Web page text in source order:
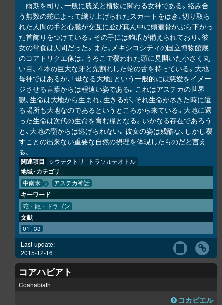
雨期を司り、一般に農業と植物に関わる女神である。絡み合
う無数の蛇によって織り上げられたスカートをはき、切り取ら
れた人間の手と心臓が交互に並び真ん中に頭蓋骨がぶら下がっ
た首飾りをつけている。その手には鉤爪が備えられており、彼
女の常食は人間だった。また、メキシコシティの国立博物館蔵
のコアトリクエ像は、うろこで覆われた頭に見開いた小さく丸
い目、４本の巨大な牙と先割れした蛇の舌を持っている。大地
母神ではあるが、「母なる大地」という一般的には慈愛をイメー
ジさせる言葉からは程遠い姿である。これはアステカの世界
観、生命は大地から生まれ、生きるが、それ生命が尽きた時に還
る場所も大地なのであるというところから来ている。大地に還
った生命は次代の生命を育む糧となる。いかなる存在であろう
と、大地の顎からは逃げられない。彼女の姿は残酷な、しかし覆
すことの出来ない重要な自然の摂理を体現したものだと言え
る。
関連項目 シウテクトリ トラソルテオトル
地域・カテゴリ
中南米 アステカ神話
キーワード
蛇・龍・ドラゴン
文献
01 33
Last-update:
2015-12-16
コアハビアト
Coahabiath
コカビエル